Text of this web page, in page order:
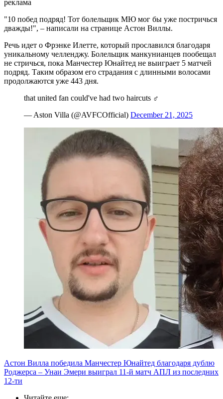
реклама
"10 побед подряд! Тот болельщик МЮ мог бы уже постричься
дважды!", – написали на странице Астон Виллы.
Речь идет о Фрэнке Илетте, который прославился благодаря
уникальному челленджу. Болельщик манкунианцев пообещал
не стричься, пока Манчестер Юнайтед не выиграет 5 матчей
подряд. Таким образом его страдания с длинными волосами
продолжаются уже 443 дня.
that united fan could've had two haircuts ‍♂️
— Aston Villa (@AVFCOfficial) December 21, 2025
Астон Вилла победила Манчестер Юнайтед благодаря дублю
Роджерса – Унаи Эмери выиграл 11-й матч АПЛ из последних
12-ти